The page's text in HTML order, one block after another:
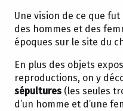
Une vision de ce que fut
des hommes et des
époques sur le site du
En plus des objets
reproductions, on y
sépultures (les seules
d’un homme et d’une